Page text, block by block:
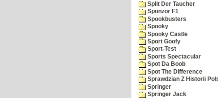
Split Der Taucher
Sponzor F1
Spookbusters
Spooky
Spooky Castle
Sport Goofy
Sport-Test
Sports Spectacular
Spot Da Boob
Spot The Difference
Sprawdzian Z Historii
Springer
Springer Jack